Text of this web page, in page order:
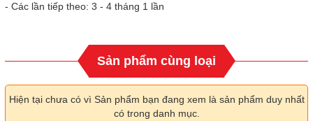
- Các lần tiếp theo: 3 - 4 tháng 1 lần
Sản phẩm cùng loại
Hiện tại chưa có vì Sản phẩm bạn đang xem là sản phẩm duy nhất
có trong danh mục.